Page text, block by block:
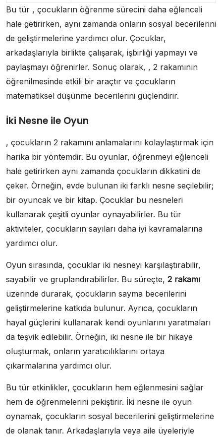
Bu tür , çocukların öğrenme sürecini daha eğlenceli
hale getirirken, aynı zamanda onların sosyal becerilerini
de geliştirmelerine yardımcı olur. Çocuklar,
arkadaşlarıyla birlikte çalışarak, işbirliği yapmayı ve
paylaşmayı öğrenirler. Sonuç olarak, , 2 rakamının
öğrenilmesinde etkili bir araçtır ve çocukların
matematiksel düşünme becerilerini güçlendirir.
İki Nesne ile Oyun
, çocukların 2 rakamını anlamalarını kolaylaştırmak için
harika bir yöntemdir. Bu oyunlar, öğrenmeyi eğlenceli
hale getirirken aynı zamanda çocukların dikkatini de
çeker. Örneğin, evde bulunan iki farklı nesne seçilebilir;
bir oyuncak ve bir kitap. Çocuklar bu nesneleri
kullanarak çeşitli oyunlar oynayabilirler. Bu tür
aktiviteler, çocukların sayıları daha iyi kavramalarına
yardımcı olur.
Oyun sırasında, çocuklar iki nesneyi karşılaştırabilir,
sayabilir ve gruplandırabilirler. Bu süreçte, 2 rakamı
üzerinde durarak, çocukların sayma becerilerini
geliştirmelerine katkıda bulunur. Ayrıca, çocukların
hayal güçlerini kullanarak kendi oyunlarını yaratmaları
da teşvik edilebilir. Örneğin, iki nesne ile bir hikaye
oluşturmak, onların yaratıcılıklarını ortaya
çıkarmalarına yardımcı olur.
Bu tür etkinlikler, çocukların hem eğlenmesini sağlar
hem de öğrenmelerini pekiştirir. İki nesne ile oyun
oynamak, çocukların sosyal becerilerini geliştirmelerine
de olanak tanır. Arkadaşlarıyla veya aile üyeleriyle